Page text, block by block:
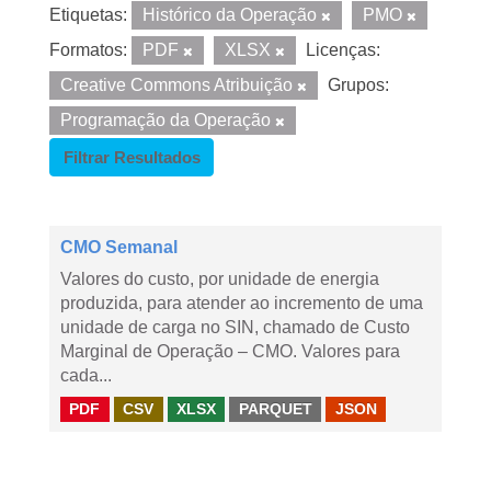
Etiquetas: Histórico da Operação
PMO
Formatos:
PDF XLSX
Licenças:
Creative Commons Atribuição
Grupos:
Programação da Operação
Filtrar Resultados
CMO Semanal
Valores do custo, por unidade de energia
produzida, para atender ao incremento de uma
unidade de carga no SIN, chamado de Custo
Marginal de Operação – CMO. Valores para
cada...
PDF CSV XLSX PARQUET JSON